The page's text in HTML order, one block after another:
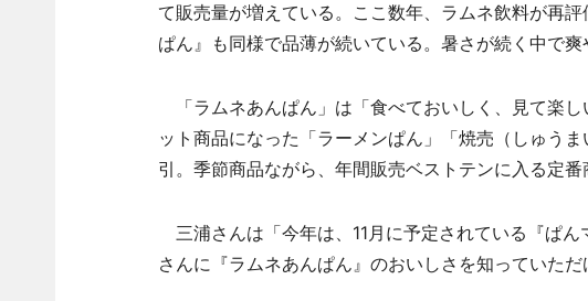
て販売量が増えている。ここ数年、ラムネ飲料が再
ぱん』も同様で品薄が続いている。暑さが続く中で
「ラムネあんぱん」は「食べておいしく、見て楽
ット商品になった「ラーメンぱん」「焼売（しゅう
引。季節商品ながら、年間販売ベストテンに入る定番
三浦さんは「今年は、11月に予定されている『ぱ
さんに『ラムネあんぱん』のおいしさを知っていただ